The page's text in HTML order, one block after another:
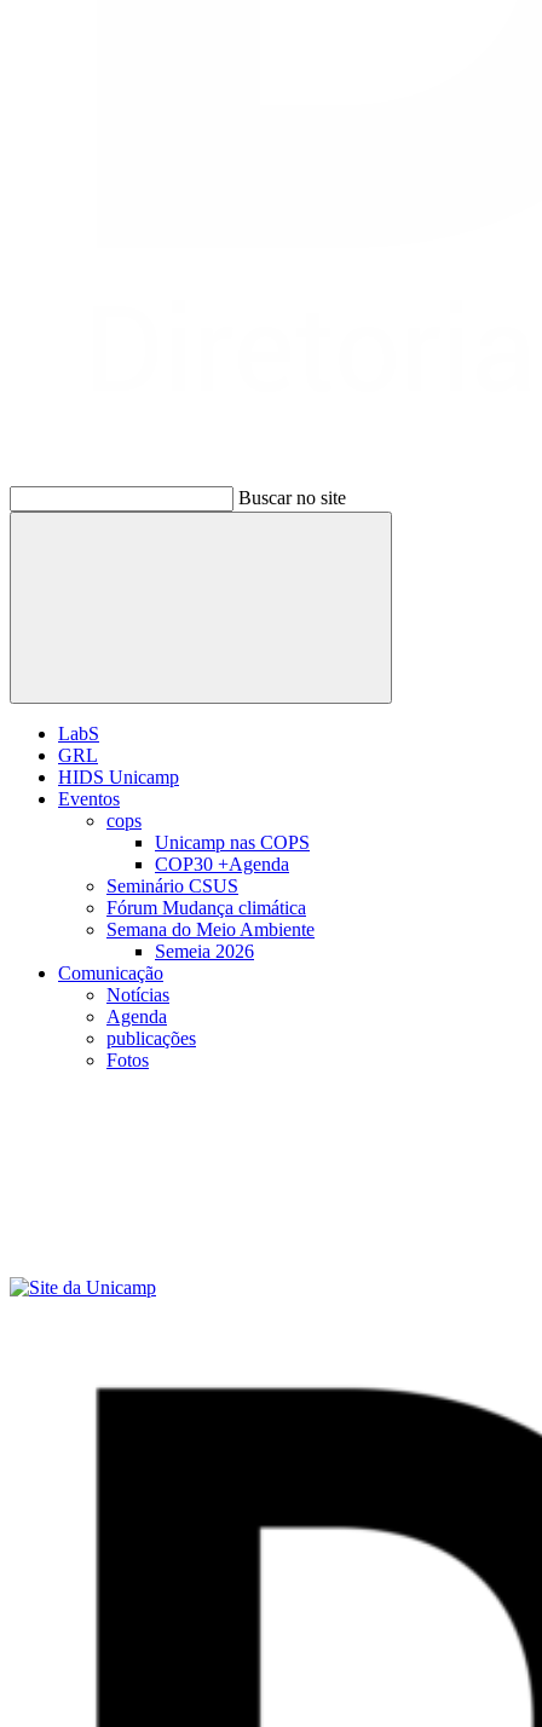
Buscar no site
Buscar
LabS
GRL
HIDS Unicamp
Eventos
cops
Unicamp nas COPS
COP30 +Agenda
Seminário CSUS
Fórum Mudança climática
Semana do Meio Ambiente
Semeia 2026
Comunicação
Notícias
Agenda
publicações
Fotos